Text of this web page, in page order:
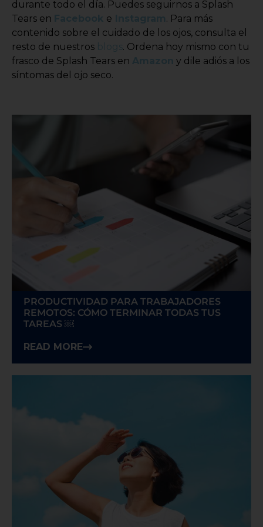
durante todo el día. Puedes seguirnos a Splash
Tears en
e
. Para más
contenido sobre el cuidado de los ojos, consulta el
resto de nuestros
. Ordena hoy mismo con tu
frasco de Splash Tears en
y dile adiós a los
síntomas del ojo seco.
PRODUCTIVIDAD PARA TRABAJADORES
REMOTOS: CÓMO TERMINAR TODAS TUS
TAREAS ￼
READ MORE